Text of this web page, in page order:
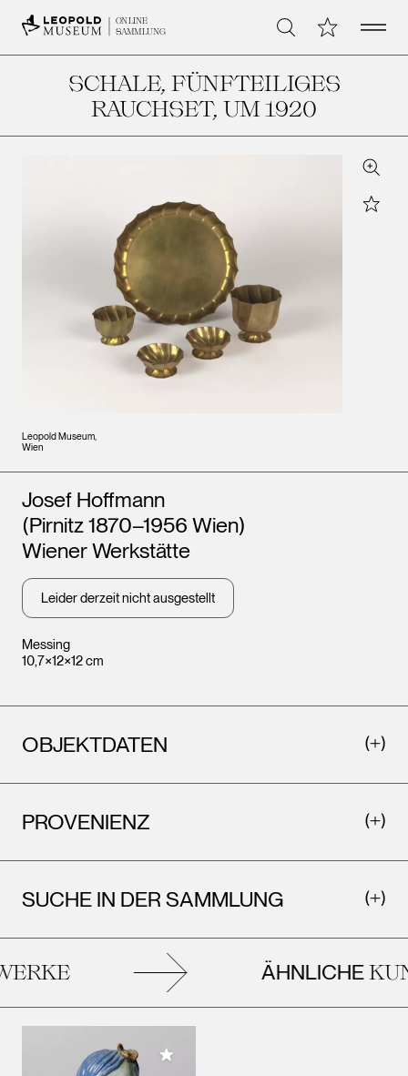
ONLINE
SAMMLUNG
Suche Meine Open
SCHALE, FÜNFTEILIGES
RAUCHSET, UM 1920
Leopold Museum,
Wien
Zoom
Star
Messing
10,7×12×12 cm
Künstler*innen
Josef Hoffmann
(Pirnitz 1870–1956 Wien)
Wiener Werkstätte
Leider derzeit nicht ausgestellt
OBJEKTDATEN
PROVENIENZ
SUCHE IN DER SAMMLUNG
ÄHNLICHE
Meiner Sammlung hinzufügen